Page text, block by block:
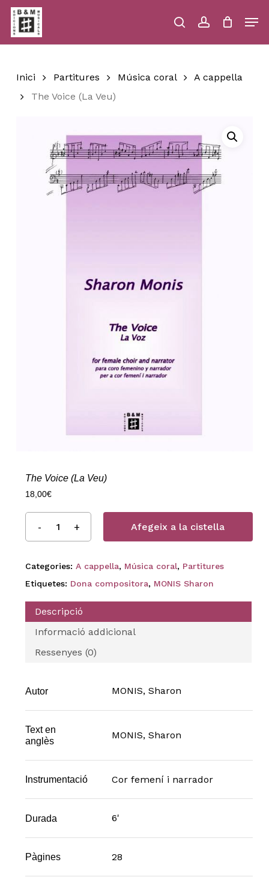
Skip
main
content
searchaccount
Close
Inici Partitures Música coral
A cappella
The Voice (La Veu)
The Voice (La Veu)
18,00€
Afegeix a la cistella
Categories: A cappella, Música coral, Partitures
Etiquetes: Dona compositora, MONIS Sharon
Descripció
Informació addicional
Ressenyes (0)
Autor MONIS, Sharon
Text en
anglès
MONIS, Sharon
Instrumentació Cor femení i narrador
Durada 6'
Pàgines 28
Menu